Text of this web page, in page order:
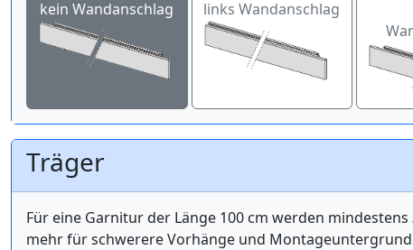
kein Wandanschlag links Wandanschlag
Träger
Für eine Garnitur der Länge 100 cm werden mindestens
mehr für schwerere Vorhänge und